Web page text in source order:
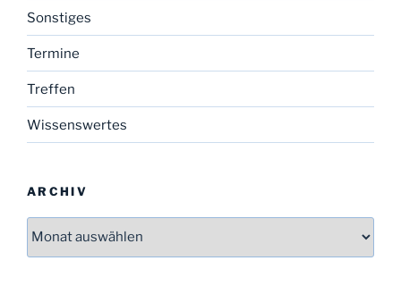
Sonstiges
Termine
Treffen
Wissenswertes
ARCHIV
Archiv